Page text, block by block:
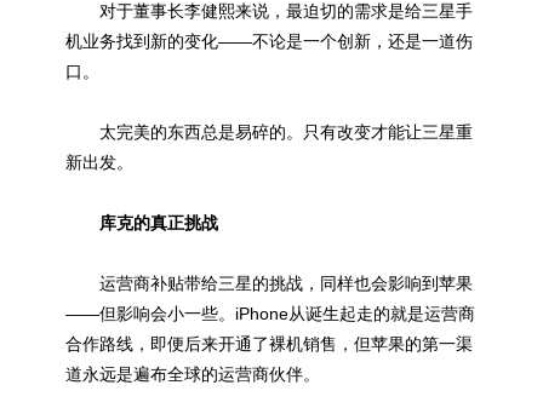
对于董事长李健熙来说，最迫切的需求是给三星手
机业务找到新的变化——不论是一个创新，还是一道伤
口。
太完美的东西总是易碎的。只有改变才能让三星重
新出发。
库克的真正挑战
运营商补贴带给三星的挑战，同样也会影响到苹果
——但影响会小一些。iPhone从诞生起走的就是运营商
合作路线，即便后来开通了裸机销售，但苹果的第一渠
道永远是遍布全球的运营商伙伴。